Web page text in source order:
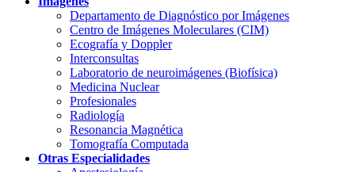
Departamento de Diagnóstico por Imágenes
Centro de Imágenes Moleculares (CIM)
Ecografía y Doppler
Interconsultas
Laboratorio de neuroimágenes (Biofísica)
Medicina Nuclear
Profesionales
Radiología
Resonancia Magnética
Tomografía Computada
Otras Especialidades